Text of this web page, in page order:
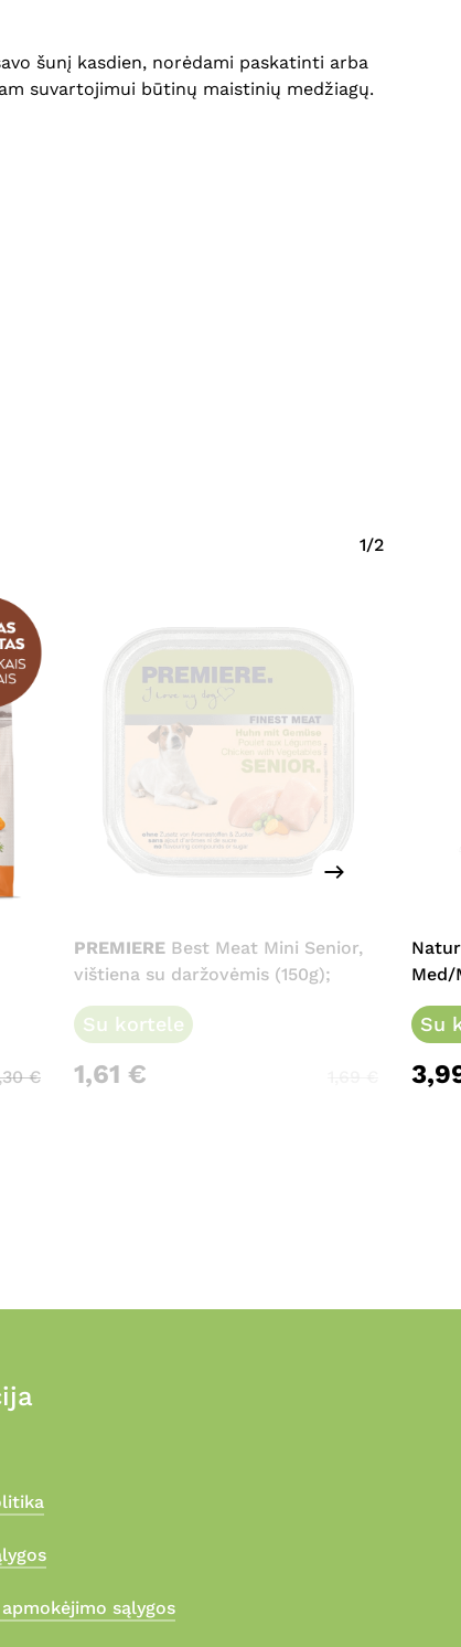
šunį kasdien, norėdami paskatinti arba
suvartojimui būtinų maistinių medžiagų.
1/2
€
PREMIERE Best Meat Mini Senior,
vištiena su daržovėmis (150g);
Su kortele
1,61 €
Med/
Su
sąlygos